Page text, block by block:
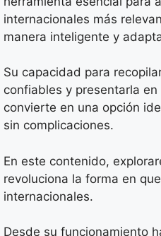
internacionales más
manera inteligente y
Su capacidad para
confiables y presentarla
convierte en una opción
sin complicaciones.
En este contenido,
revoluciona la forma en
internacionales.
Desde su funcionamiento